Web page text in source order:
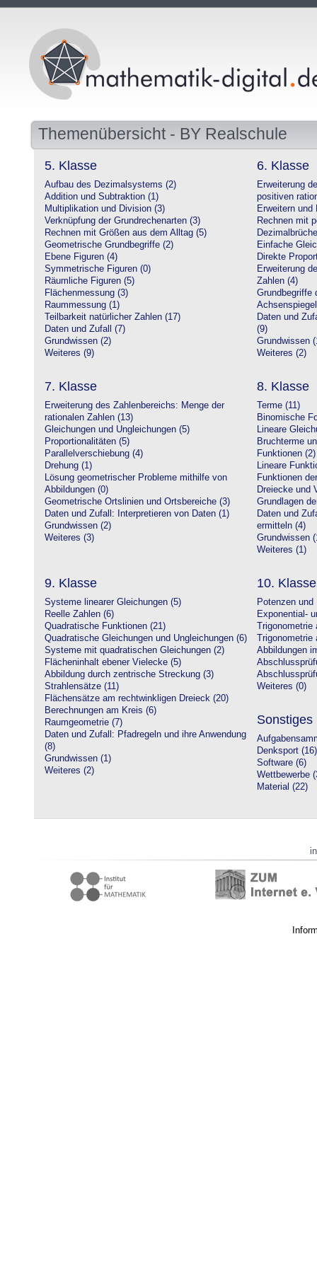
Themenübersicht - BY Realschule
5. Klasse
Aufbau des Dezimalsystems (2)
Addition und Subtraktion (1)
Multiplikation und Division (3)
Verknüpfung der Grundrechenarten (3)
Rechnen mit Größen aus dem Alltag (5)
Geometrische Grundbegriffe (2)
Ebene Figuren (4)
Symmetrische Figuren (0)
Räumliche Figuren (5)
Flächenmessung (3)
Raummessung (1)
Teilbarkeit natürlicher Zahlen (17)
Daten und Zufall (7)
Grundwissen (2)
Weiteres (9)
6. Klasse
Erweiterung
positiven
Erweitern und
Rechnen mit
Einfache
Direkte
Erweiterung
Zahlen (4)
Grundbegriffe
Daten und
(9)
Grundwissen
Weiteres (2)
7. Klasse
Erweiterung des Zahlenbereichs: Menge der
rationalen Zahlen (13)
Gleichungen und Ungleichungen (5)
Proportionalitäten (5)
Parallelverschiebung (4)
Drehung (1)
Lösung geometrischer Probleme mithilfe von
Abbildungen (0)
Geometrische Ortslinien und Ortsbereiche (3)
Daten und Zufall: Interpretieren von Daten (1)
Grundwissen (2)
Weiteres (3)
8. Klasse
Terme (11)
Binomische
Lineare
Bruchterme
Funktionen (2)
Lineare
Funktionen
Dreiecke und
Grundlagen
Daten und
ermitteln (4)
Grundwissen
Weiteres (1)
9. Klasse
Systeme linearer Gleichungen (5)
Reelle Zahlen (6)
Quadratische Funktionen (21)
Quadratische Gleichungen und Ungleichungen (6)
Systeme mit quadratischen Gleichungen (2)
Flächeninhalt ebener Vielecke (5)
Abbildung durch zentrische Streckung (3)
Strahlensätze (11)
Flächensätze am rechtwinkligen Dreieck (20)
Berechnungen am Kreis (6)
Raumgeometrie (7)
Daten und Zufall: Pfadregeln und ihre Anwendung
(8)
Grundwissen (1)
Weiteres (2)
10. Klasse
Potenzen
Exponential-
Abbildungen
Weiteres (0)
Sonstiges
Denksport (16)
Software (6)
Wettbewerbe
Material (22)